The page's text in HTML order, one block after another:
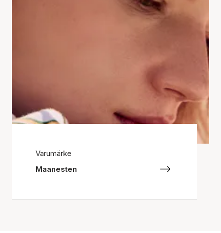
Varumärke
Maanesten